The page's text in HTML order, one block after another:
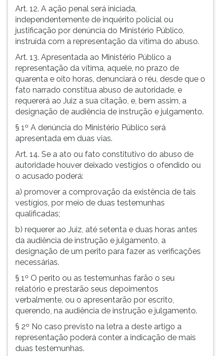
Art. 12. A ação penal será iniciada,
independentemente de inquérito policial ou
justificação por denúncia do Ministério Público,
instruída com a representação da vítima do abuso.
Art. 13. Apresentada ao Ministério Público a
representação da vítima, aquele, no prazo de
quarenta e oito horas, denunciará o réu, desde que o
fato narrado constitua abuso de autoridade, e
requererá ao Juiz a sua citação, e, bem assim, a
designação de audiência de instrução e julgamento.
§ 1º A denúncia do Ministério Público será
apresentada em duas vias.
Art. 14. Se a ato ou fato constitutivo do abuso de
autoridade houver deixado vestígios o ofendido ou
o acusado poderá:
a) promover a comprovação da existência de tais
vestígios, por meio de duas testemunhas
qualificadas;
b) requerer ao Juiz, até setenta e duas horas antes
da audiência de instrução e julgamento, a
designação de um perito para fazer as verificações
necessárias.
§ 1º O perito ou as testemunhas farão o seu
relatório e prestarão seus depoimentos
verbalmente, ou o apresentarão por escrito,
querendo, na audiência de instrução e julgamento.
§ 2º No caso previsto na letra a deste artigo a
representação poderá conter a indicação de mais
duas testemunhas.